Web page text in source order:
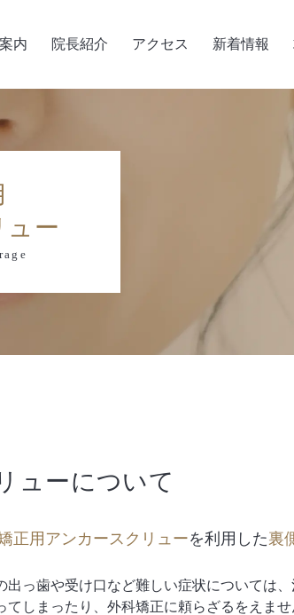
内 院長紹介 アクセス 新着情報
ュー
ューについて
正用アンカースクリューを利用した裏
出っ歯や受け口など難しい症状については
てしまったり、外科矯正に頼らざるをえませ